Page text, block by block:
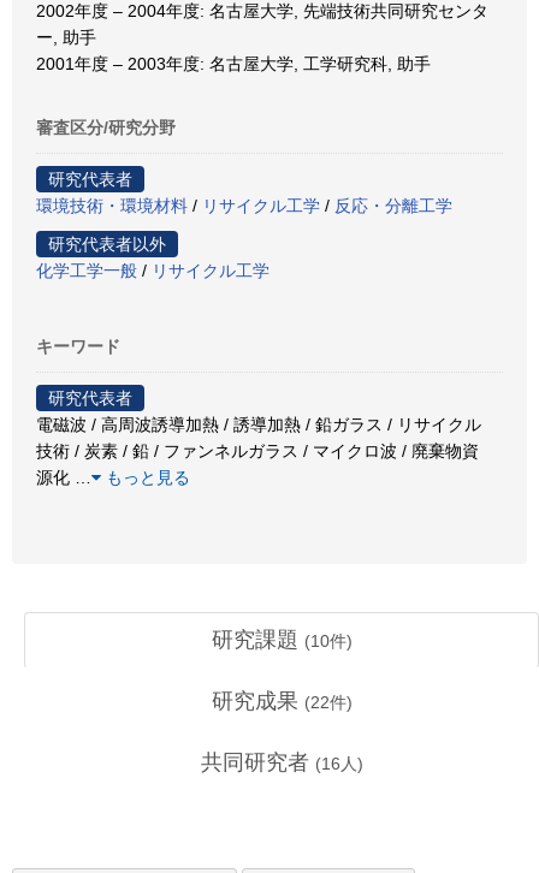
2002年度 – 2004年度: 名古屋大学, 先端技術共同研究センタ
ー, 助手
2001年度 – 2003年度: 名古屋大学, 工学研究科, 助手
審査区分/研究分野
研究代表者
環境技術・環境材料 / リサイクル工学 / 反応・分離工学
研究代表者以外
化学工学一般 / リサイクル工学
キーワード
研究代表者
電磁波 / 高周波誘導加熱 / 誘導加熱 / 鉛ガラス / リサイクル
技術 / 炭素 / 鉛 / ファンネルガラス / マイクロ波 / 廃棄物資
源化
もっと見る
研究課題 (10件)
研究成果 (22件)
共同研究者 (16 人)